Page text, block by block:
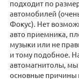
подходит по
автомобилей
Фокус). Нет
авто приемника,
музыки или не
и тому подобное.
автомагнитолы, мы
основные причины